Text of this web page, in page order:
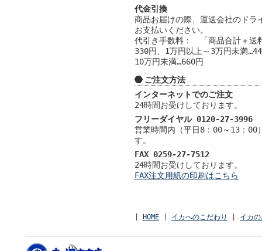
代金引換
商品お届けの際、運送会社のドラ
お支払いください。
代引き手数料： 「商品合計＋送
330円、1万円以上～3万円未満
10万円未満…660円
ご注文方法
インターネットでのご注文
24時間お受けしております。
フリーダイヤル 0120-27-3996
営業時間内（平日8：00～13：00
す。
FAX 0259-27-7512
24時間お受けしております。
FAX注文用紙の印刷はこちら
HOME イカへのこだわり イカ